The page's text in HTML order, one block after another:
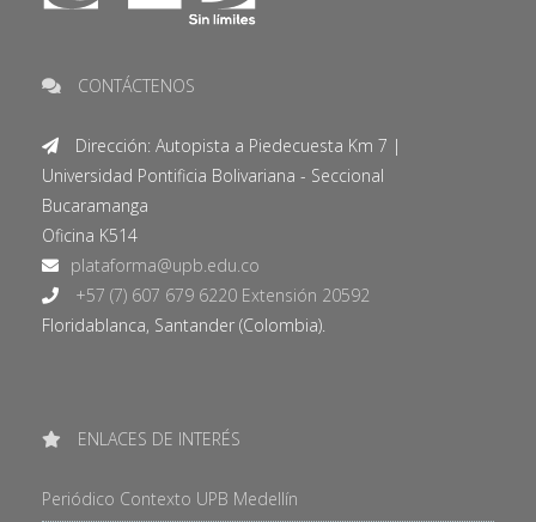
CONTÁCTENOS
Dirección: Autopista a Piedecuesta Km 7 |
Universidad Pontificia Bolivariana - Seccional
Bucaramanga
Oficina K514
+57 (7) 607 679 6220 Extensión 20592
Floridablanca, Santander (Colombia).
ENLACES DE INTERÉS
Periódico Contexto UPB Medellín